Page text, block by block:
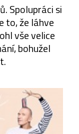
Spolupráci si
to, že láhve
vše velice
bohužel